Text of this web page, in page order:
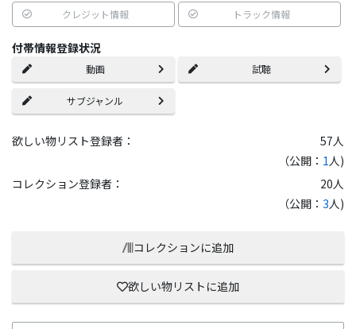
クレジット情報 トラック情報
付帯情報登録状況
動画 試聴
サブジャンル
欲しい物リスト登録者： 57人
（公開： 1人)
コレクション登録者：
20人
（公開： 3人)
コレクションに追加
欲しい物リストに追加